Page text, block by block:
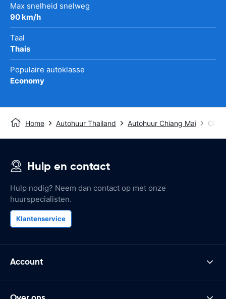
Max snelheid snelweg
90 km/h
Taal
Thais
Populaire autoklasse
Economy
Home Autohuur Thailand Autohuur Chiang Mai
Hulp en contact
Hulp nodig? Neem dan contact op met onze
huurspecialisten.
Klantenservice
Account